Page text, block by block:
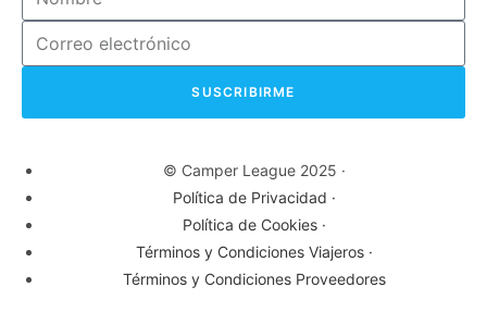
SUSCRIBIRME
© Camper League 2025 ·
Política de Privacidad ·
Política de Cookies ·
Términos y Condiciones Viajeros ·
Términos y Condiciones Proveedores